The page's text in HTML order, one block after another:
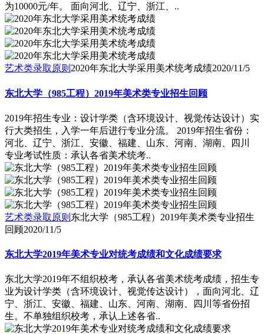
为10000元/年。 面向河北、辽宁、浙江、..
艺术类录取原则 2020年东北大学采用美术统考成绩2020/11/5
东北大学（985工程）2019年美术类专业招生回顾
2019年招生专业：设计学类（含环境设计、视觉传达设计）实
行大类招生，入学一年后进行专业分流。 2019年招生省份：
河北、辽宁、浙江、安徽、福建、山东、河南、湖南、四川
专业考试性质：承认各省美术统考..
艺术类录取原则 东北大学（985工程）2019年美术类专业招生
回顾2020/11/5
东北大学2019年美术专业对统考成绩和文化成绩要求
东北大学2019年不组织校考，承认各省美术统考成绩，招生专
业为设计学类（含环境设计、视觉传达设计），面向河北、辽
宁、浙江、安徽、福建、山东、河南、湖南、四川等省份招
生。不单独组织校考，承认上述各省..